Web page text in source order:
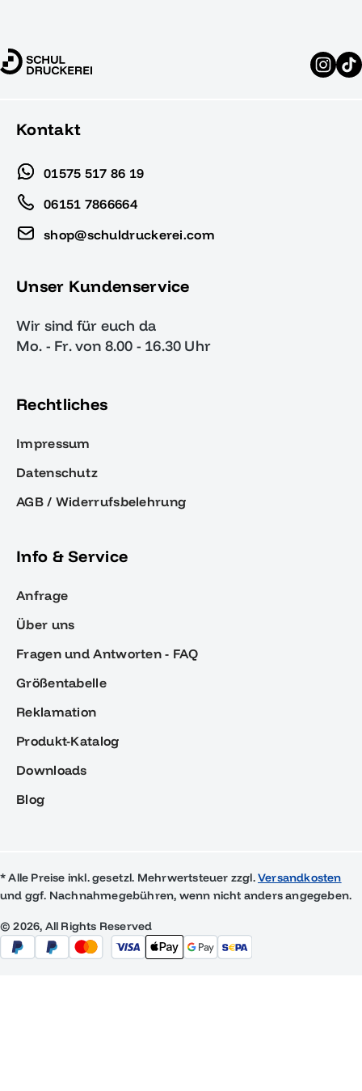
Kontakt
01575 517 86 19
06151 7866664
shop@schuldruckerei.com
Unser Kundenservice
Wir sind für euch da
Mo. - Fr. von 8.00 - 16.30 Uhr
Rechtliches
Impressum
Datenschutz
AGB / Widerrufsbelehrung
Info & Service
Anfrage
Über uns
Fragen und Antworten - FAQ
Größentabelle
Reklamation
Produkt-Katalog
Downloads
Blog
* Alle Preise inkl. gesetzl. Mehrwertsteuer zzgl.Versandkosten
und ggf. Nachnahmegebühren, wenn nicht anders angegeben.
© 2026, All Rights Reserved